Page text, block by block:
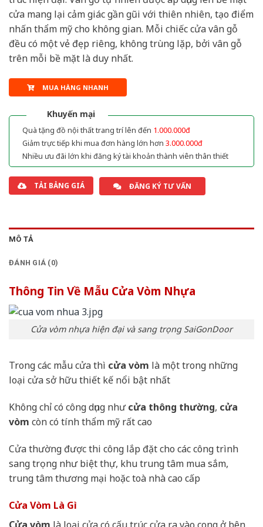
cửa mang lại cảm giác gần gũi với thiên nhiên, tạo điểm
nhấn thẩm mỹ cho không gian. Mỗi chiếc cửa vân gỗ
đều có một vẻ đẹp riêng, không trùng lặp, bởi vân gỗ
trên mỗi bề mặt là duy nhất.
MUA HÀNG NHANH
Khuyến mại
Quà tặng đồ nội thất trang trí lên đến 1.000.000đ
Giảm trực tiếp khi mua đơn hàng lớn hơn 3.000.000đ
Nhiều ưu đãi lớn khi đăng ký tài khoản thành viên thân thiết
TẢI BẢNG GIÁ ĐĂNG KÝ TƯ VẤN
MÔ TẢ
ĐÁNH GIÁ (0)
Thông Tin Về Mẫu Cửa Vòm Nhựa
Cửa vòm nhựa hiện đại và sang trọng SaiGonDoor
Trong các mẫu cửa thì cửa vòm là một trong những
loại cửa sở hữu thiết kế nổi bật nhất
Không chỉ có công dụng nhưcửa thông thường, cửa
vòm còn có tính thẩm mỹ rất cao
Cửa thường được thi công lắp đặt cho các công trình
sang trọng như biệt thự, khu trung tâm mua sắm,
trung tâm thương mại hoặc toà nhà cao cấp
Cửa Vòm Là Gì
Cửa vòm là loại cửa có cấu trúc cửa ra vào cong ở bên